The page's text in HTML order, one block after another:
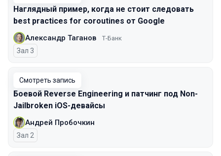
Наглядный пример, когда не стоит следовать
best practices for coroutines от Google
Александр Таганов Т-Банк
Зал 3
Смотреть запись
Боевой Reverse Engineering и патчинг под Non-
Jailbroken iOS-девайсы
Андрей Пробочкин
Зал 2